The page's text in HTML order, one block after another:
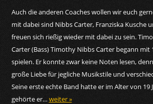
Auch die anderen Coaches wollen wir euch
mit dabei sind Nibbs Carter, Franziska Kusche
freuen sich rießig wieder mit dabei zu sein.
Carter (Bass) Timothy Nibbs Carter begann mit
spielen. Er konnte zwar keine Noten lesen,
große Liebe für jegliche Musikstile und
Seine erste echte Band hatte er im Alter von 19
gehörte er…weiter »